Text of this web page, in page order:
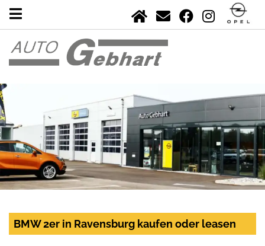
BMW 2er in Ravensburg kaufen oder leasen